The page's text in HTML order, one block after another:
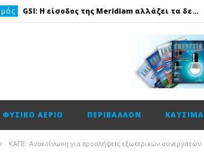
GSI: Η είσοδος της Meridiam αλλάζει τα δεδομένα για τη διασύνδεση Ελλάδας – Κύπρου
Φυσικό αέριο: Σε ιστορικά χαμηλά τα αποθέματα της Ευρώπης
Metlen: Σε επίπεδο ρεκόρ τα EBITDA το εξάμηνο, στα 550 εκατ. ευρώ – Κέρδη 2,18 ευρώ ανά μετοχή
Cenergy: Κέρδη εξαμήνου +45,3% με πωλήσεις +13%
ΦΥΣΙΚΌ ΑΈΡΙΟ ΠΕΡΙΒΆΛΛΟΝ ΚΑΎΣΙΜΑ
ΚΑΠΕ: Ανακοίνωση για προσλήψεις εξωτερικών συνεργατών